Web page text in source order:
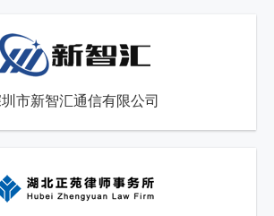
市新智汇通信有限公司